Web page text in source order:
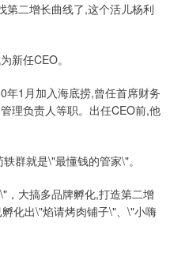
第二增长曲线了,这个活儿杨利
新任CEO。
年1月加入海底捞,曾任首席财务
理负责人等职。出任CEO前,他
群就是\"最懂钱的管家\"。
，大搞多品牌孵化,打造第二增
化出\"焰请烤肉铺子\"、\"小嗨